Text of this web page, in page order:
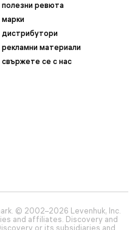
полезни ревюта
марки
дистрибутори
рекламни материали
свържете се с нас
© 2002–2026 Levenhuk, Inc.
and affiliates. Discovery and
or its subsidiaries and